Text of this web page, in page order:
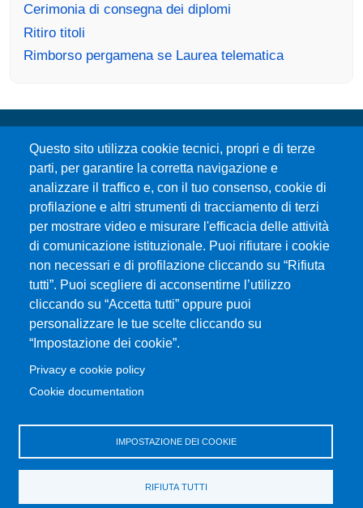
Cerimonia di consegna dei diplomi
Ritiro titoli
Rimborso pergamena se Laurea telematica
Questo sito utilizza cookie tecnici, propri e di terze
parti, per garantire la corretta navigazione e
analizzare il traffico e, con il tuo consenso, cookie di
profilazione e altri strumenti di tracciamento di terzi
per mostrare video e misurare l'efficacia delle attività
di comunicazione istituzionale. Puoi rifiutare i cookie
non necessari e di profilazione cliccando su “Rifiuta
tutti”. Puoi scegliere di acconsentirne l’utilizzo
cliccando su “Accetta tutti” oppure puoi
personalizzare le tue scelte cliccando su
“Impostazione dei cookie”.
Privacy e cookie policy
Cookie documentation
IMPOSTAZIONE DEI COOKIE
RIFIUTA TUTTI
Università degli Studi di Messina
Piazza Pugliatti, 1 - 98122 Messina
Cod. Fiscale 80004070837
P.IVA 00724160833
Centralino: 090 676 1
MENÙ SOCIAL
MENÙ FOOTER 1
Accessibilità
Privacy e cookie policy
Amministrazione trasparente